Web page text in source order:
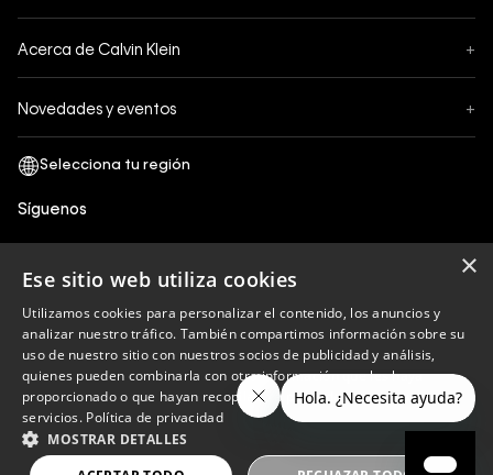
Formas de Pago
¿Cómo comprar?
Acerca de Calvin Klein +
Términos y Condiciones
Política de Privacidad y tratamiento de datos personales
Política de Cookies
Libro de reclamaciones
Políticas de recojo en tienda
Novedades y eventos +
Síguenos
Calvin Klein
Copyright © 2023 Calvin Klein peru ®. Todos los
derechos reservados.
×
Ese sitio web utiliza cookies
Utilizamos cookies para personalizar el contenido, los anuncios y
analizar nuestro tráfico. También compartimos información sobre su
uso de nuestro sitio con nuestros socios de publicidad y análisis,
quienes pueden combinarla con otra información que les haya
proporcionado o que hayan recopilado a partir del uso de sus
servicios. Política de privacidad
MOSTRAR DETALLES